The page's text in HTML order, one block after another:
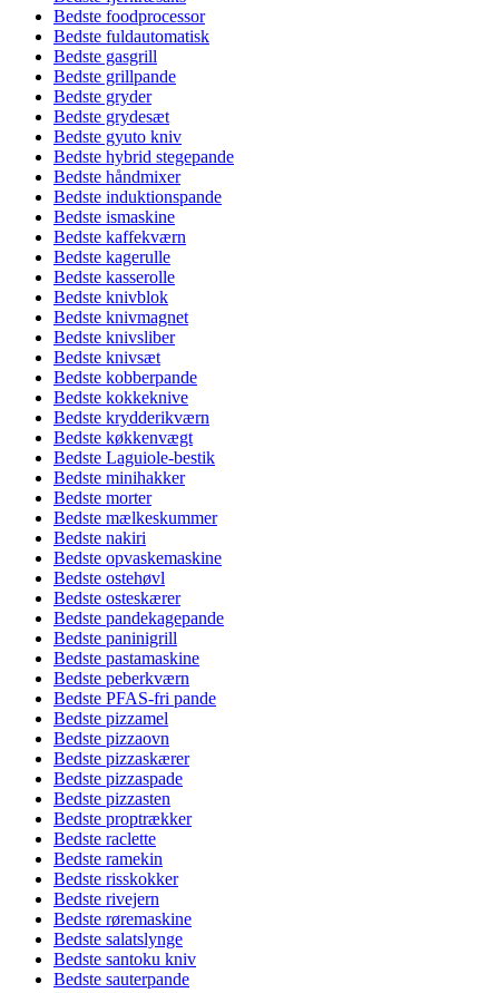
Bedste foodprocessor
Bedste fuldautomatisk
Bedste gasgrill
Bedste grillpande
Bedste gryder
Bedste grydesæt
Bedste gyuto kniv
Bedste hybrid stegepande
Bedste håndmixer
Bedste induktionspande
Bedste ismaskine
Bedste kaffekværn
Bedste kagerulle
Bedste kasserolle
Bedste knivblok
Bedste knivmagnet
Bedste knivsliber
Bedste knivsæt
Bedste kobberpande
Bedste kokkeknive
Bedste krydderikværn
Bedste køkkenvægt
Bedste Laguiole-bestik
Bedste minihakker
Bedste morter
Bedste mælkeskummer
Bedste nakiri
Bedste opvaskemaskine
Bedste ostehøvl
Bedste osteskærer
Bedste pandekagepande
Bedste paninigrill
Bedste pastamaskine
Bedste peberkværn
Bedste PFAS-fri pande
Bedste pizzamel
Bedste pizzaovn
Bedste pizzaskærer
Bedste pizzaspade
Bedste pizzasten
Bedste proptrækker
Bedste raclette
Bedste ramekin
Bedste risskokker
Bedste rivejern
Bedste røremaskine
Bedste salatslynge
Bedste santoku kniv
Bedste sauterpande